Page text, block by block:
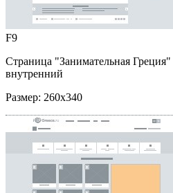
F9
Страница "Занимательная Греция"
внутренний
Размер: 260x340